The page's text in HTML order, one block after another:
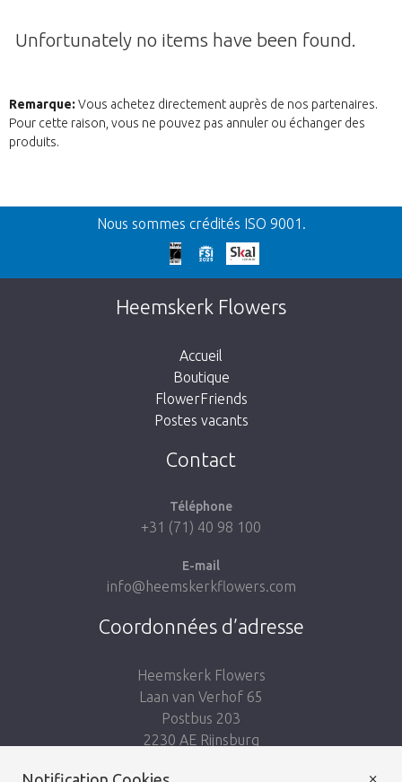
Unfortunately no items have been found.
Remarque: Vous achetez directement auprès de nos partenaires.
Pour cette raison, vous ne pouvez pas annuler ou échanger des
produits.
Retour
Nos excuses
Cette page n’existe pas. Cliquez sur le lien
suivant pour retourner à la boutique.
Nous sommes crédités ISO 9001.
Heemskerk Flowers
Accueil
Boutique
FlowerFriends
Postes vacants
Contact
Téléphone
+31 (71) 40 98 100
E-mail
info@heemskerkflowers.com
Coordonnées d’adresse
Heemskerk Flowers
Laan van Verhof 65
Postbus 203
2230 AE Rijnsburg